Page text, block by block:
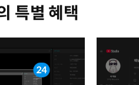
특별 혜택